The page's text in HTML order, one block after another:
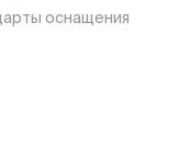
оснащения